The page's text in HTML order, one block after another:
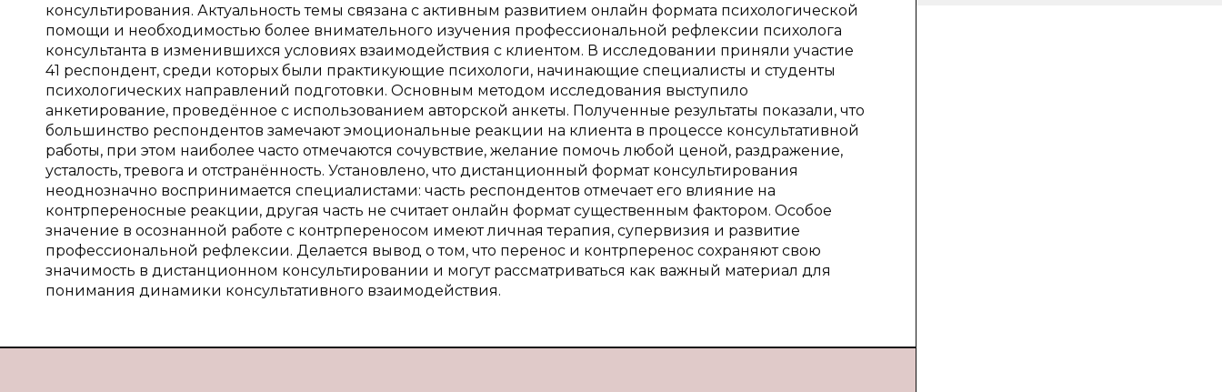
консультирования. Актуальность темы связана с активным развитием онлайн формата психологической
помощи и необходимостью более внимательного изучения профессиональной рефлексии психолога
консультанта в изменившихся условиях взаимодействия с клиентом. В исследовании приняли участие
41 респондент, среди которых были практикующие психологи, начинающие специалисты и студенты
психологических направлений подготовки. Основным методом исследования выступило
анкетирование, проведённое с использованием авторской анкеты. Полученные результаты показали, что
большинство респондентов замечают эмоциональные реакции на клиента в процессе консультативной
работы, при этом наиболее часто отмечаются сочувствие, желание помочь любой ценой, раздражение,
усталость, тревога и отстранённость. Установлено, что дистанционный формат консультирования
неоднозначно воспринимается специалистами: часть респондентов отмечает его влияние на
контрпереносные реакции, другая часть не считает онлайн формат существенным фактором. Особое
значение в осознанной работе с контрпереносом имеют личная терапия, супервизия и развитие
профессиональной рефлексии. Делается вывод о том, что перенос и контрперенос сохраняют свою
значимость в дистанционном консультировании и могут рассматриваться как важный материал для
понимания динамики консультативного взаимодействия.